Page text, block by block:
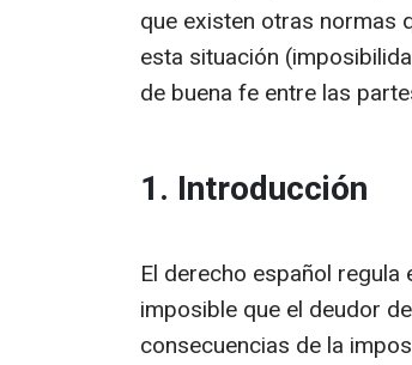
que existen otras normas
esta situación
de buena fe entre las
1. Introducción
El derecho español
imposible que el deudor
consecuencias de la